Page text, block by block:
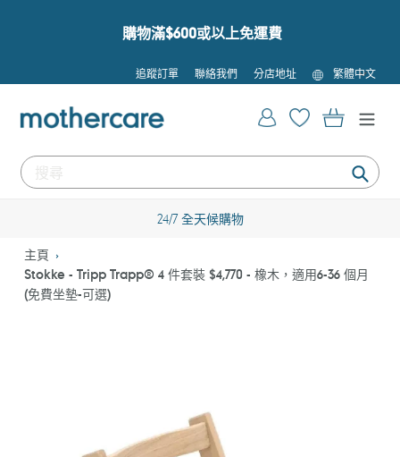
購物滿$600或以上免運費
追蹤訂單 聯絡我們 分店地址
語
言
繁體中文
提
登入 購物車
24/7 全天候購物
主頁
Stokke - Tripp Trapp® 4 件套裝 $4,770 - 橡木，適用6-36 個月
(免費坐墊-可選)